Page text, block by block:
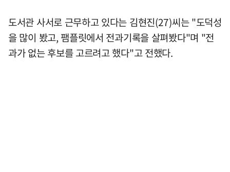
도서관 사서로 근무하고 있다는 김현진(27)씨는 "도덕성
을 많이 봤고, 팸플릿에서 전과기록을 살펴봤다"며 "전
과가 없는 후보를 고르려고 했다"고 전했다.